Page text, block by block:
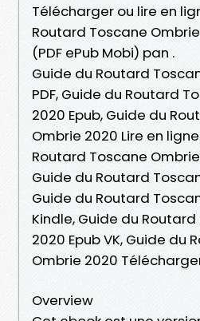
Télécharger ou lire en
Routard Toscane
(PDF ePub Mobi) pan .
Guide du Routard
PDF, Guide du Routard
2020 Epub, Guide du
Ombrie 2020 Lire en
Routard Toscane
Guide du Routard
Guide du Routard
Kindle, Guide du
2020 Epub VK, Guide du
Ombrie 2020
Overview